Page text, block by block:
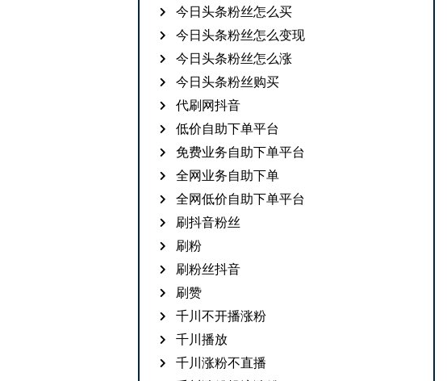
今日头条粉丝怎么买
今日头条粉丝怎么变现
今日头条粉丝怎么涨
今日头条粉丝购买
代刷网抖音
低价自助下单平台
免费业务自助下单平台
全网业务自助下单
全网低价自助下单平台
刷抖音粉丝
刷粉
刷粉丝抖音
刷赞
千川不开播涨粉
千川播放
千川涨粉不直播